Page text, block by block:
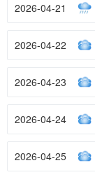
2026-04-21
2026-04-22
2026-04-23
2026-04-24
2026-04-25